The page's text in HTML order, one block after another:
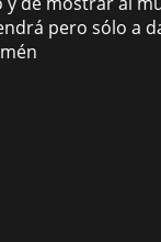
pero sólo a